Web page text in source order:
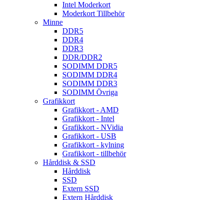
Intel Moderkort
Moderkort Tillbehör
Minne
DDR5
DDR4
DDR3
DDR/DDR2
SODIMM DDR5
SODIMM DDR4
SODIMM DDR3
SODIMM Övriga
Grafikkort
Grafikkort - AMD
Grafikkort - Intel
Grafikkort - NVidia
Grafikkort - USB
Grafikkort - kylning
Grafikkort - tillbehör
Hårddisk & SSD
Hårddisk
SSD
Extern SSD
Extern Hårddisk